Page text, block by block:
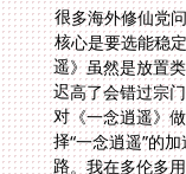
很多海外修仙党
核心是要选能稳
遥》虽然是放置
迟高了会错过宗